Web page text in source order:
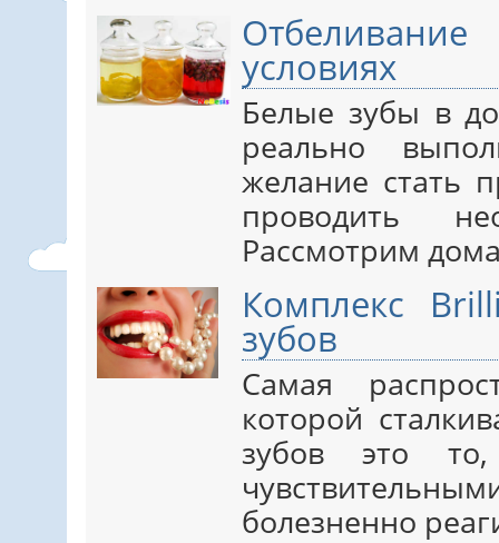
условиях
Белые зубы в
реально
желание стать
проводить
Рассмотрим
Комплекс
зубов
Самая
которой
зубов это
болезненно